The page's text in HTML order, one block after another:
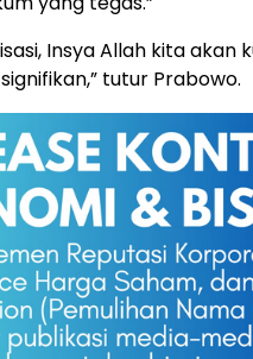
Insya Allah kita akan
tutur Prabowo.